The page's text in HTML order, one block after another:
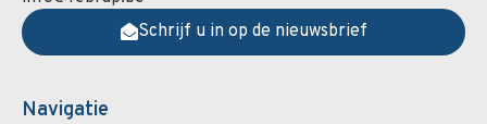
Navigatie
Schrijf u in op de nieuwsbrief